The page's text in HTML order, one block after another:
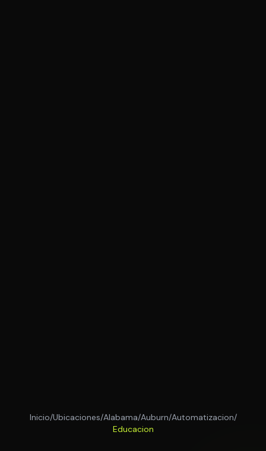
Inicio/Ubicaciones/Alabama/Auburn/Automatizacion/
Educacion